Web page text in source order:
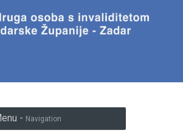
- Navigation